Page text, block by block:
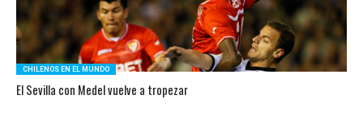
CHILENOS EN EL MUNDO
El Sevilla con Medel vuelve a tropezar